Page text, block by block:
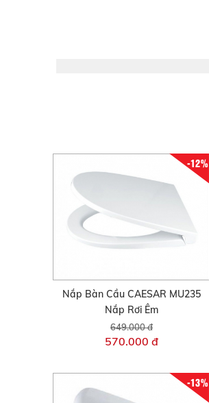
-12%
Nắp Bàn Cầu CAESAR MU235
Nắp Rơi Êm
649.000 đ
570.000 đ
-13%